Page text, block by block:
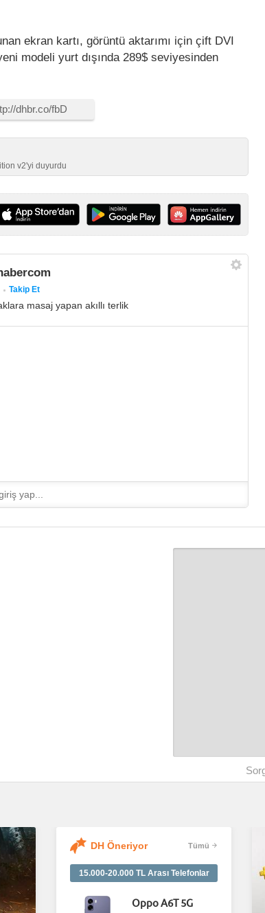
ekran kartı, görüntü aktarımı için çift DVI
modeli yurt dışında 289$ seviyesinden
v2'yi duyurdu
Takip Et
masaj yapan akıllı terlik
DH Öneriyor Tümü
15.000-20.000 TL Arası Telefonlar
Oppo A6T 5G